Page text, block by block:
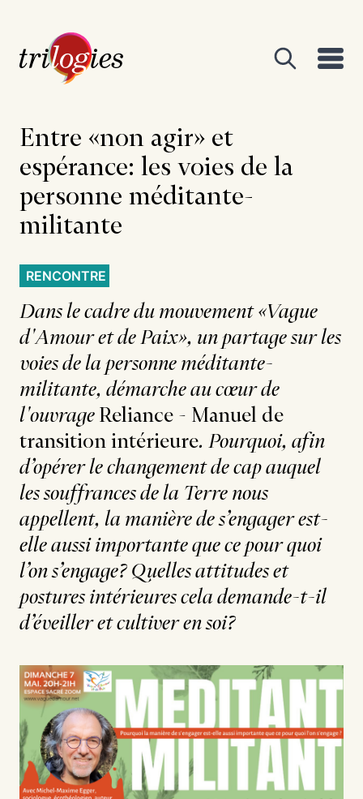
Entre «non agir» et
espérance: les voies de la
personne méditante-
militante
RENCONTRE
Dans le cadre du mouvement «Vague
d'Amour et de Paix», un partage sur les
voies de la personne méditante-
militante, démarche au cœur de
l'ouvrage Reliance - Manuel de
transition intérieure. Pourquoi, afin
d’opérer le changement de cap auquel
les souffrances de la Terre nous
appellent, la manière de s’engager est-
elle aussi importante que ce pour quoi
l’on s’engage? Quelles attitudes et
postures intérieures cela demande-t-il
d’éveiller et cultiver en soi?